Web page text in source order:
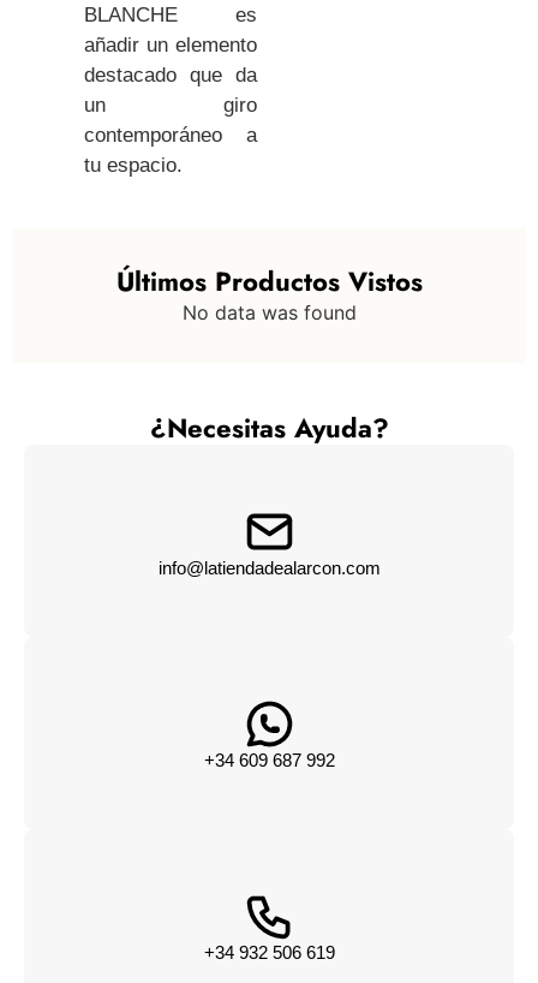
BLANCHE es
añadir un elemento
destacado que da
un giro
contemporáneo a
tu espacio.
Últimos Productos Vistos
No data was found
¿Necesitas Ayuda?
info@latiendadealarcon.com
+34 609 687 992
+34 932 506 619